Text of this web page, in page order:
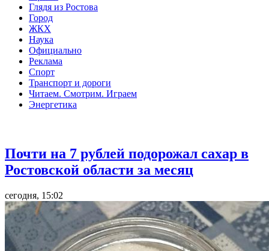
Глядя из Ростова
Город
ЖКХ
Наука
Официально
Реклама
Спорт
Транспорт и дороги
Читаем. Смотрим. Играем
Энергетика
Почти на 7 рублей подорожал сахар в
Ростовской области за месяц
сегодня, 15:02